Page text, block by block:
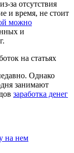
за отсутствия
и время, не стоит
можно
и
Однако
занимают
заработка денег
на нем